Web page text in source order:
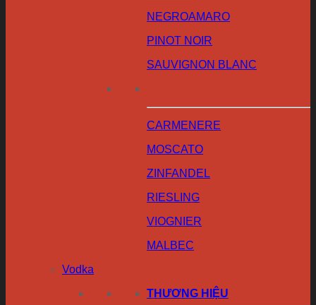
NEGROAMARO
PINOT NOIR
SAUVIGNON BLANC
CARMENERE
MOSCATO
ZINFANDEL
RIESLING
VIOGNIER
MALBEC
Vodka
THƯƠNG HIỆU